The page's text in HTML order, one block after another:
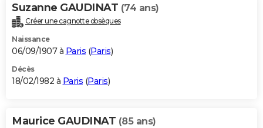
Suzanne GAUDINAT (74 ans)
Créer une cagnotte obsèques
Naissance
06/09/1907 à Paris (Paris)
Décès
18/02/1982 à Paris (Paris)
Maurice GAUDINAT (85 ans)